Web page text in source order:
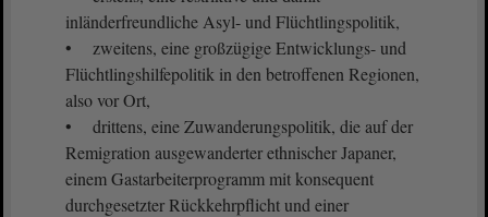
inländerfreundliche Asyl- und Flüchtlingspolitik,
• zweitens, eine großzügige Entwicklungs- und
Flüchtlingshilfepolitik in den betroffenen Regionen,
also vor Ort,
• drittens, eine Zuwanderungspolitik, die auf der
Remigration ausgewanderter ethnischer Japaner,
einem Gastarbeiterprogramm mit konsequent
durchgesetzter Rückkehrpflicht und einer